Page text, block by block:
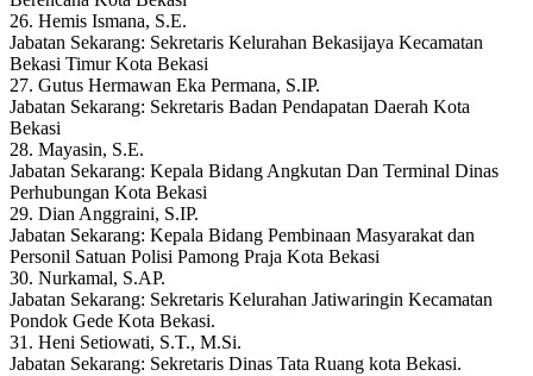
26. Hemis Ismana, S.E.
Jabatan Sekarang: Sekretaris Kelurahan Bekasijaya Kecamatan
Bekasi Timur Kota Bekasi
27. Gutus Hermawan Eka Permana, S.IP.
Jabatan Sekarang: Sekretaris Badan Pendapatan Daerah Kota
Bekasi
28. Mayasin, S.E.
Jabatan Sekarang: Kepala Bidang Angkutan Dan Terminal Dinas
Perhubungan Kota Bekasi
29. Dian Anggraini, S.IP.
Jabatan Sekarang: Kepala Bidang Pembinaan Masyarakat dan
Personil Satuan Polisi Pamong Praja Kota Bekasi
30. Nurkamal, S.AP.
Jabatan Sekarang: Sekretaris Kelurahan Jatiwaringin Kecamatan
Pondok Gede Kota Bekasi.
31. Heni Setiowati, S.T., M.Si.
Jabatan Sekarang: Sekretaris Dinas Tata Ruang kota Bekasi.